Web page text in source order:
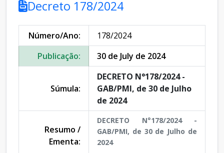
Decreto 178/2024
Número/Ano:
178/2024
Publicação:
30 de July de 2024
Súmula:
DECRETO N°178/2024 -
GAB/PMI, de 30 de Julho
de 2024
Resumo /
Ementa:
DECRETO N°178/2024 -
GAB/PMI, de 30 de Julho de
2024